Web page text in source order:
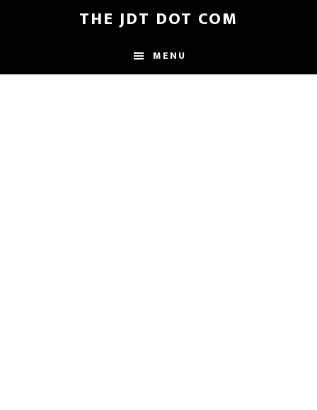
content
THE JDT DOT COM
MENU